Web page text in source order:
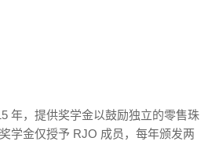
年，提供奖学金以鼓励独立的零售珠
学金仅授予 RJO 成员，每年颁发两